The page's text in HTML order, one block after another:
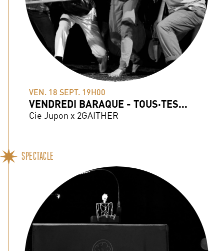
VEN. 18 SEPT. 19H00
VENDREDI BARAQUE - TOUS·TES...
Cie Jupon x 2GAITHER
SPECTACLE